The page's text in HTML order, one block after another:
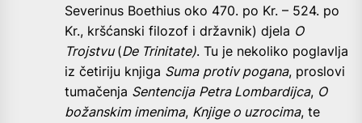
Severinus Boethius oko 470. po Kr. – 524. po
Kr., kršćanski filozof i državnik) djela O
Trojstvu(De Trinitate). Tu je nekoliko poglavlja
iz četiriju knjiga Suma protiv pogana, proslovi
tumačenja Sentencija Petra Lombardijca, O
božanskim imenima, Knjige o uzrocima, te